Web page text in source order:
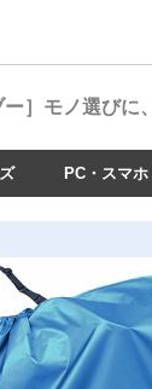
］ モノ選びに
PC・スマホ